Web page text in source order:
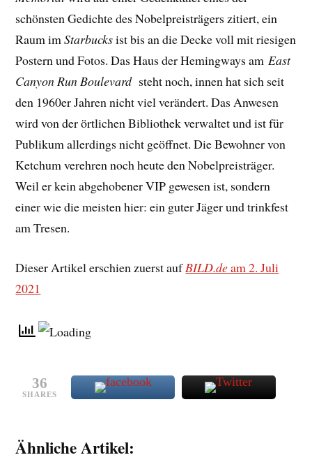
schönsten Gedichte des Nobelpreisträgers zitiert, ein
Raum imStarbucksist bis an die Decke voll mit riesigen
Postern und Fotos. Das Haus der Hemingways amEast
Canyon Run Boulevardsteht noch, innen hat sich seit
den 1960er Jahren nicht viel verändert. Das Anwesen
wird von der örtlichen Bibliothek verwaltet und ist für
Publikum allerdings nicht geöffnet. Die Bewohner von
Ketchum verehren noch heute den Nobelpreisträger.
Weil er kein abgehobener VIP gewesen ist, sondern
einer wie die meisten hier: ein guter Jäger und trinkfest
am Tresen.
Dieser Artikel erschien zuerst aufBILD.deam 2. Juli
2021
36
SHARES
Ähnliche Artikel: